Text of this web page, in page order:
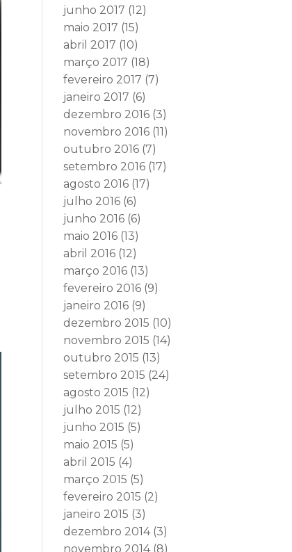
junho 2017 (12)
maio 2017 (15)
abril 2017 (10)
março 2017 (18)
fevereiro 2017 (7)
janeiro 2017 (6)
dezembro 2016 (3)
novembro 2016 (11)
outubro 2016 (7)
setembro 2016 (17)
agosto 2016 (17)
julho 2016 (6)
junho 2016 (6)
maio 2016 (13)
abril 2016 (12)
março 2016 (13)
fevereiro 2016 (9)
janeiro 2016 (9)
dezembro 2015 (10)
novembro 2015 (14)
outubro 2015 (13)
setembro 2015 (24)
agosto 2015 (12)
julho 2015 (12)
junho 2015 (5)
maio 2015 (5)
abril 2015 (4)
março 2015 (5)
fevereiro 2015 (2)
janeiro 2015 (3)
dezembro 2014(3)
novembro 2014(8)